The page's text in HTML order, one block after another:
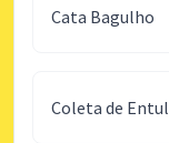
Cata Bagulho
Coleta de